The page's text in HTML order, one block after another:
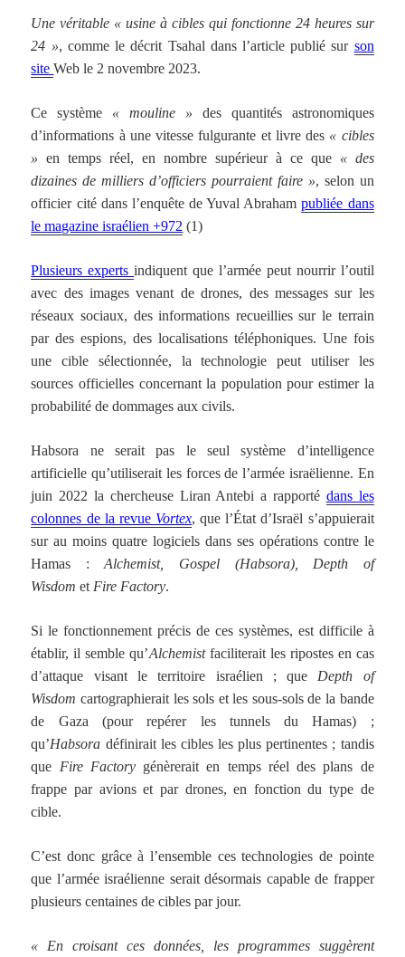
Une véritable « usine à cibles qui fonctionne 24 heures sur
24 », comme le décrit Tsahal dans l’article publié sur son
siteWeb le 2 novembre 2023.
Ce système « mouline » des quantités astronomiques
d’informations à une vitesse fulgurante et livre des « cibles
» en temps réel, en nombre supérieur à ce que « des
dizaines de milliers d’officiers pourraient faire », selon un
officier cité dans l’enquête de Yuval Abrahampubliée dans
le magazine israélien +972 (1)
Plusieurs expertsindiquent que l’armée peut nourrir l’outil
avec des images venant de drones, des messages sur les
réseaux sociaux, des informations recueillies sur le terrain
par des espions, des localisations téléphoniques. Une fois
une cible sélectionnée, la technologie peut utiliser les
sources officielles concernant la population pour estimer la
probabilité de dommages aux civils.
Habsora ne serait pas le seul système d’intelligence
artificielle qu’utiliserait les forces de l’armée israëlienne. En
juin 2022 la chercheuse Liran Antebi a rapporté dans les
colonnes de la revue Vortex, que l’État d’Israël s’appuierait
sur au moins quatre logiciels dans ses opérations contre le
Hamas :Alchemist, Gospel (Habsora), Depth of
Wisdom et Fire Factory.
Si le fonctionnement précis de ces systèmes, est difficile à
établir, il semble qu’Alchemistfaciliterait les ripostes en cas
d’attaque visant le territoire israélien ; que Depth of
Wisdom cartographierait les sols et les sous-sols de la bande
de Gaza (pour repérer les tunnels du Hamas) ;
qu’Habsora définirait les cibles les plus pertinentes ; tandis
que Fire Factorygénèrerait en temps réel des plans de
frappe par avions et par drones, en fonction du type de
cible.
C’est donc grâce à l’ensemble ces technologies de pointe
que l’armée israélienne serait désormais capable de frapper
plusieurs centaines de cibles par jour.
« En croisant ces données, les programmes suggèrent